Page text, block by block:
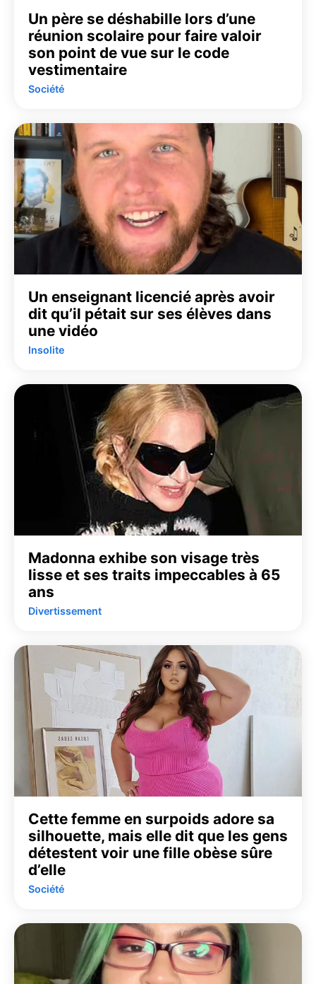
Un père se déshabille lors d’une
réunion scolaire pour faire valoir
son point de vue sur le code
vestimentaire
Société
Un enseignant licencié après avoir
dit qu’il pétait sur ses élèves dans
une vidéo
Insolite
Madonna exhibe son visage très
lisse et ses traits impeccables à 65
ans
Divertissement
Cette femme en surpoids adore sa
silhouette, mais elle dit que les gens
détestent voir une fille obèse sûre
d’elle
Société